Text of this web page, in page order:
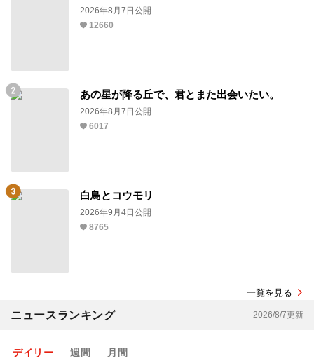
2026年8月7日公開
12660
あの星が降る丘で、君とまた出会いたい。
2026年8月7日公開
6017
白鳥とコウモリ
2026年9月4日公開
8765
一覧を見る
ニュースランキング 2026/8/7更新
デイリー 週間 月間